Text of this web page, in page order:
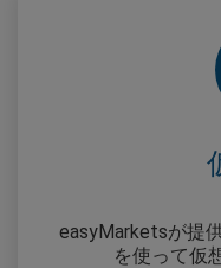
easyMarketsが提
を使って仮